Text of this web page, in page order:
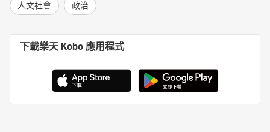
人文社會 政治
下載樂天 Kobo 應用程式